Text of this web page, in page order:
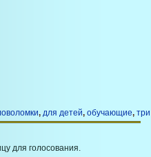
, для детей, обучающие,
для голосования.